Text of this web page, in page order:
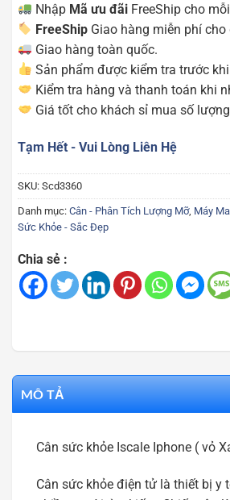
Nhập Mã ưu đãi FreeShip cho
FreeShip Giao hàng miễn phí
Giao hàng toàn quốc.
Sản phẩm được kiểm tra trước
Kiểm tra hàng và thanh toán khi
Giá tốt cho khách sỉ mua số
Tạm Hết - Vui Lòng Liên Hệ
SKU: Scd3360
Danh mục: Cân - Phân Tích Lượng Mỡ, Máy
Sức Khỏe - Sắc Đẹp
Chia sẻ :
MÔ TẢ
Cân sức khỏe Iscale Iphone ( vỏ
Cân sức khỏe điện tử là thiết bị y